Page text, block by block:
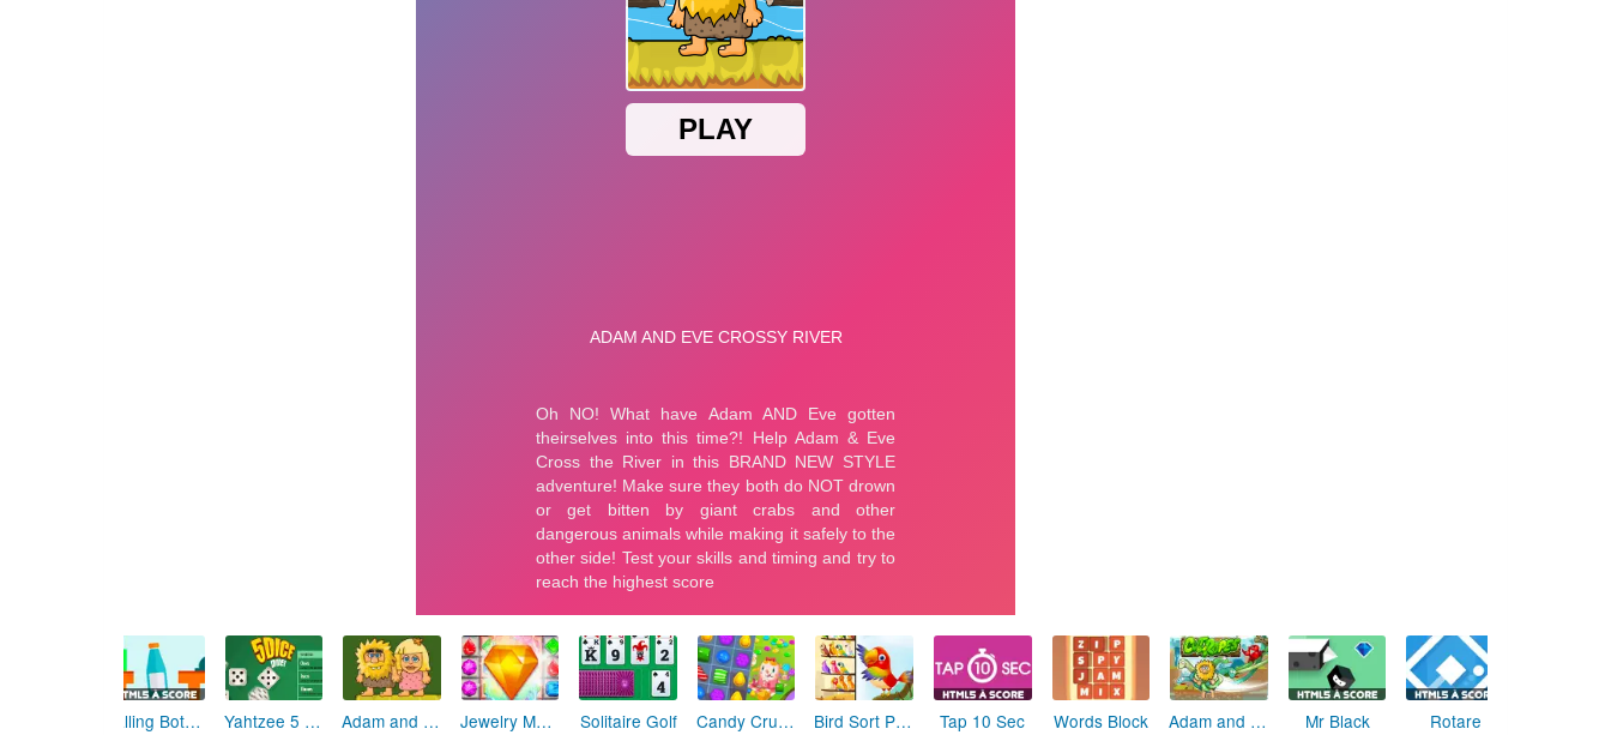
Falling Bottle Challenge Yahtzee 5 Dice Duel Adam and Eve GO Jewelry Match II Solitaire Golf Candy Crush Saga King Bird Sort Puzzle Tap 10 Sec Words Block Adam and Eve Cut the ropes Mr Black Rotare